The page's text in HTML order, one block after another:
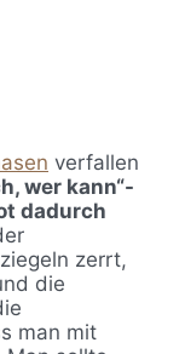
verfallen
wer kann“-
dadurch
zerrt,
die
man mit